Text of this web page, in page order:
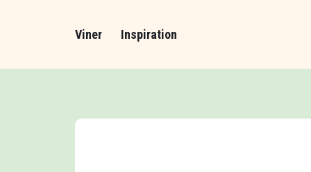
Viner Inspiration